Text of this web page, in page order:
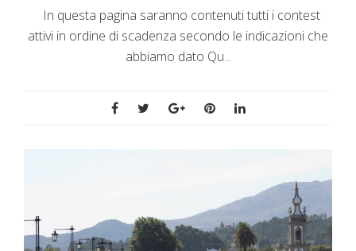
In questa pagina saranno contenuti tutti i contest
attivi in ordine di scadenza secondo le indicazioni che
abbiamo dato Qu...